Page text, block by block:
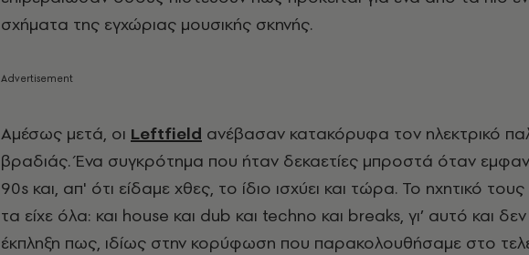
σχήματα της εγχώριας μουσικής σκηνής.
Αμέσως μετά, οι Leftfield ανέβασαν κατακόρυφα τον ηλεκτρικό
βραδιάς. Ένα συγκρότημα που ήταν δεκαετίες μπροστά όταν
90s και, απ' ότι είδαμε χθες, το ίδιο ισχύει και τώρα. Το ηχητικό
τα είχε όλα: και house και dub και techno και breaks, γι’ αυτό και
έκπληξη πως, ιδίως στην κορύφωση που παρακολουθήσαμε στο